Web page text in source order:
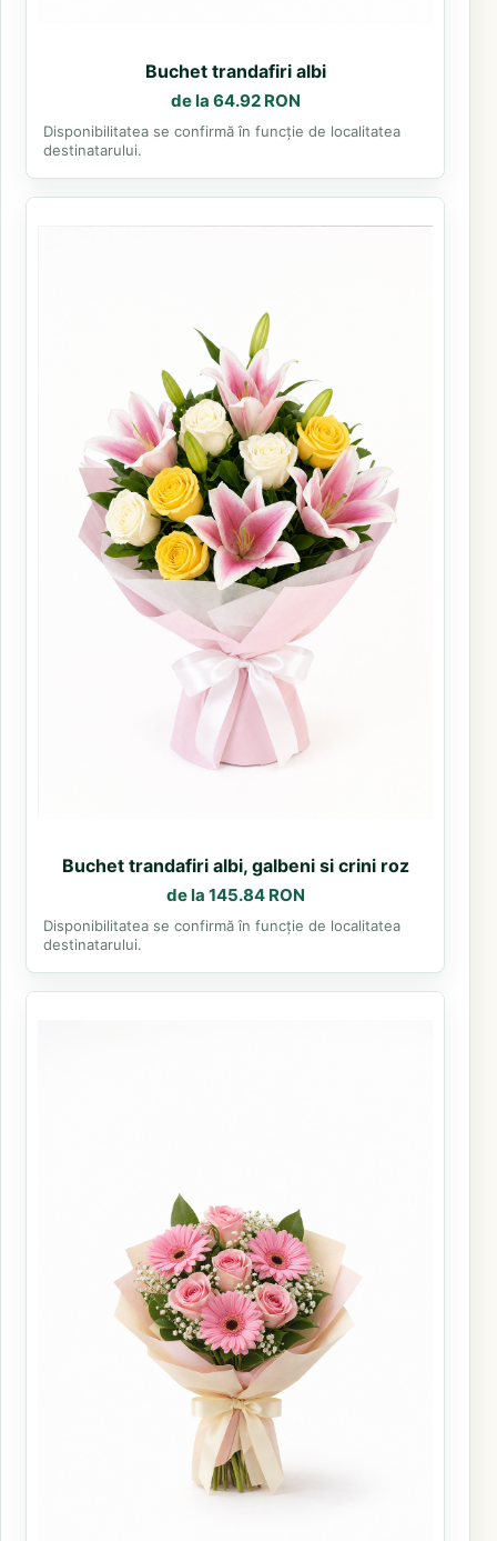
Buchet trandafiri albi
de la 64.92 RON
Disponibilitatea se confirmă în funcție de localitatea
destinatarului.
Buchet trandafiri albi, galbeni si crini roz
de la 145.84 RON
Disponibilitatea se confirmă în funcție de localitatea
destinatarului.